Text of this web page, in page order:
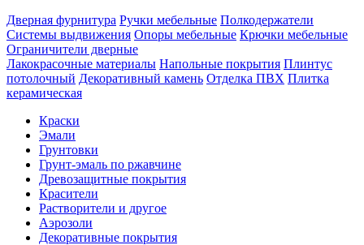
Дверная фурнитура Ручки мебельные Полкодержатели
Системы выдвижения Опоры мебельные Крючки мебельные
Ограничители дверные
Лакокрасочные материалы Напольные покрытия Плинтус
потолочный Декоративный камень Отделка ПВХ Плитка
керамическая
Краски
Эмали
Грунтовки
Грунт-эмаль по ржавчине
Древозащитные покрытия
Красители
Растворители и другое
Аэрозоли
Декоративные покрытия